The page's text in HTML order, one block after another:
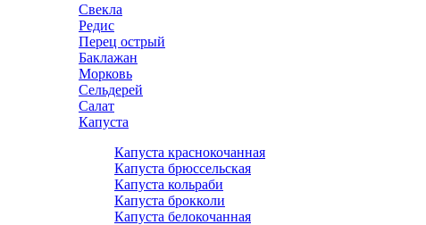
Свекла
Редис
Перец острый
Баклажан
Морковь
Сельдерей
Салат
Капуста
Капуста краснокочанная
Капуста брюссельская
Капуста кольраби
Капуста брокколи
Капуста белокочанная